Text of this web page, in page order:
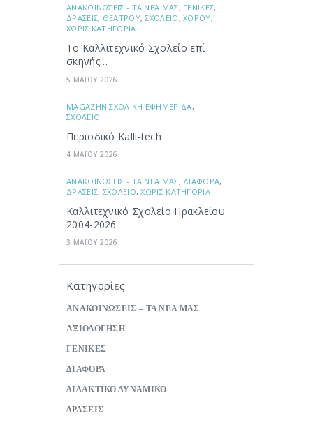
ΑΝΑΚΟΙΝΩΣΕΙΣ - ΤΑ ΝΕΑ ΜΑΣ, ΓΕΝΙΚΕΣ,
ΔΡΑΣΕΙΣ, ΘΕΑΤΡΟΥ,ΣΧΟΛΕΙΟ,ΧΟΡΟΥ,
ΧΩΡΙΣ ΚΑΤΗΓΟΡΙΑ
Το Καλλιτεχνικό Σχολείο επί
σκηνής…
5 ΜΑΪΟΥ 2026
ΜAGAZHN ΣΧΟΛΙΚΗ ΕΦΗΜΕΡΙΔΑ,
ΣΧΟΛΕΙΟ
Περιοδικό Kalli-tech
4 ΜΑΪΟΥ 2026
ΑΝΑΚΟΙΝΩΣΕΙΣ - ΤΑ ΝΕΑ ΜΑΣ, ΔΙΑΦΟΡΑ,
ΔΡΑΣΕΙΣ, ΣΧΟΛΕΙΟ,ΧΩΡΙΣ ΚΑΤΗΓΟΡΙΑ
Καλλιτεχνικό Σχολείο Ηρακλείου
2004-2026
3 ΜΑΪΟΥ 2026
Κατηγορίες
ΑΝΑΚΟΙΝΩΣΕΙΣ – ΤΑ ΝΕΑ ΜΑΣ
ΑΞΙΟΛΟΓΗΣΗ
ΓΕΝΙΚΕΣ
ΔΙΑΦΟΡΑ
ΔΙΔΑΚΤΙΚΟ ΔΥΝΑΜΙΚΟ
ΔΡΑΣΕΙΣ